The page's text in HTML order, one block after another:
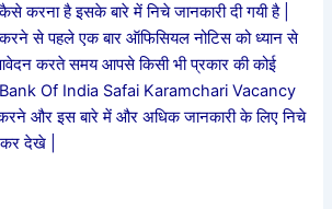
करना है इसके बारे में निचे जानकारी दी गयी है |
से पहले एक बार ऑफिसियल नोटिस को ध्यान से
करते समय आपसे किसी भी प्रकार की कोई
Of India Safai Karamchari Vacancy
और इस बारे में और अधिक जानकारी के लिए निचे
कर देखे |